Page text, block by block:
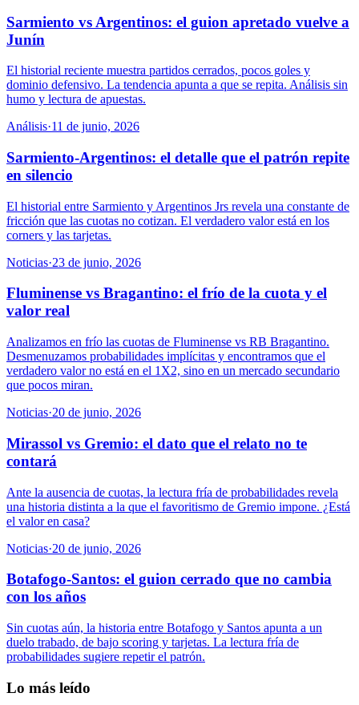
Sarmiento vs Argentinos: el guion apretado vuelve a
Junín
El historial reciente muestra partidos cerrados, pocos goles y
dominio defensivo. La tendencia apunta a que se repita. Análisis sin
humo y lectura de apuestas.
Análisis·11 de junio, 2026
Sarmiento-Argentinos: el detalle que el patrón repite
en silencio
El historial entre Sarmiento y Argentinos Jrs revela una constante de
fricción que las cuotas no cotizan. El verdadero valor está en los
corners y las tarjetas.
Noticias·23 de junio, 2026
Fluminense vs Bragantino: el frío de la cuota y el
valor real
Analizamos en frío las cuotas de Fluminense vs RB Bragantino.
Desmenuzamos probabilidades implícitas y encontramos que el
verdadero valor no está en el 1X2, sino en un mercado secundario
que pocos miran.
Noticias·20 de junio, 2026
Mirassol vs Gremio: el dato que el relato no te
contará
Ante la ausencia de cuotas, la lectura fría de probabilidades revela
una historia distinta a la que el favoritismo de Gremio impone. ¿Está
el valor en casa?
Noticias·20 de junio, 2026
Botafogo-Santos: el guion cerrado que no cambia
con los años
Sin cuotas aún, la historia entre Botafogo y Santos apunta a un
duelo trabado, de bajo scoring y tarjetas. La lectura fría de
probabilidades sugiere repetir el patrón.
Lo más leído